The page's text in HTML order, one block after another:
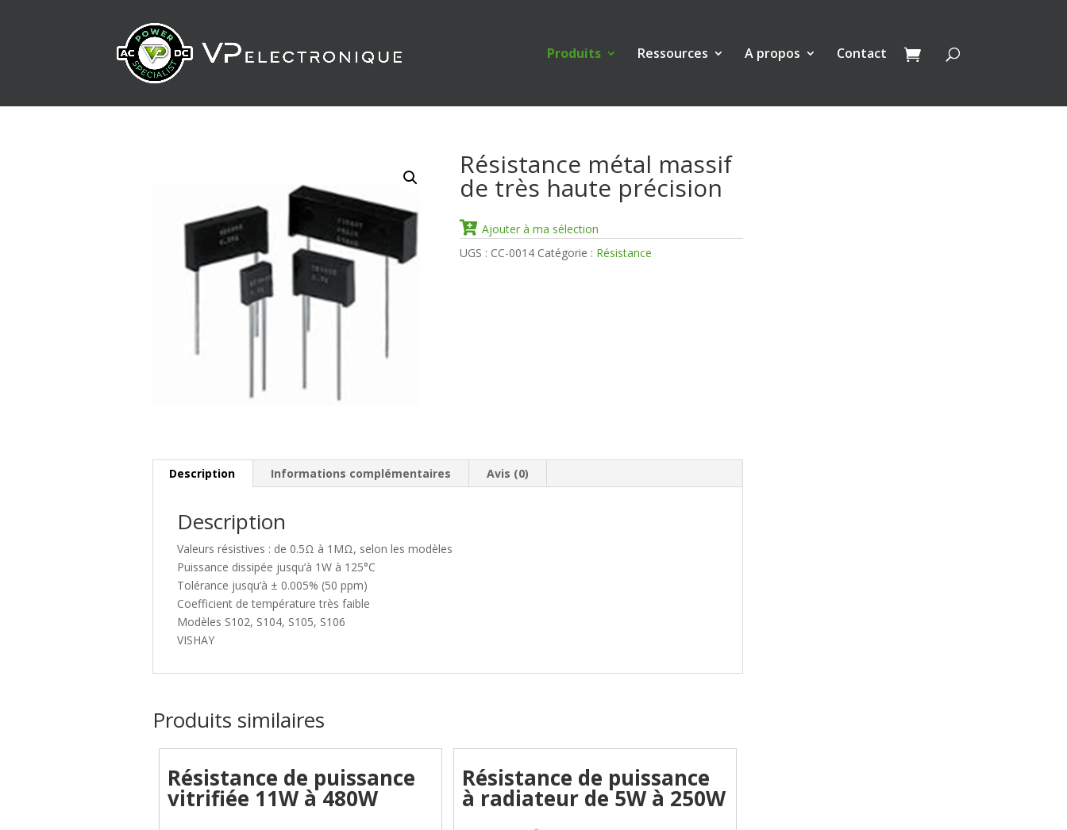
Produits Ressources A propos Contact
Résistance métal massif
de très haute précision
Ajouter à ma sélection
UGS : CC-0014 Catégorie : Résistance
Description Informations complémentaires Avis (0)
Description
Valeurs résistives : de 0.5Ω à 1MΩ, selon les modèles
Puissance dissipée jusqu’à 1W à 125°C
Tolérance jusqu’à ± 0.005% (50 ppm)
Coefficient de température très faible
Modèles S102, S104, S105, S106
VISHAY
Produits similaires
Résistance de puissance
vitrifiée 11W à 480W
Résistance de puissance
à radiateur de 5W à 250W